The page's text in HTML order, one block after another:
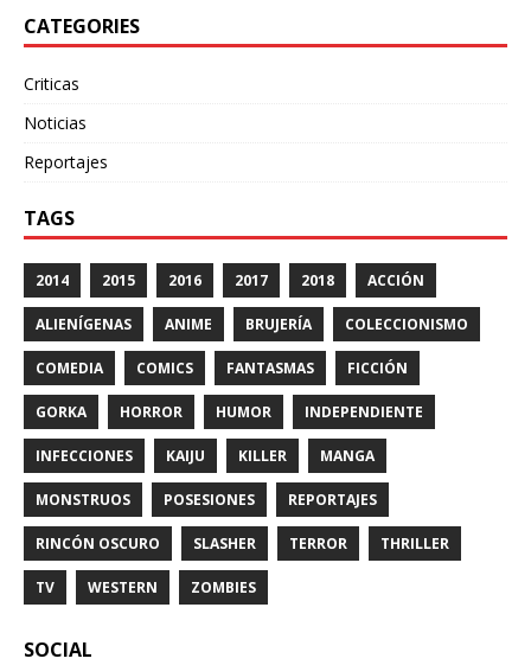
CATEGORIES
Criticas
Noticias
Reportajes
TAGS
2014 2015 2016 2017 2018 ACCIÓN
ALIENÍGENAS ANIME BRUJERÍA COLECCIONISMO
COMEDIA COMICS FANTASMAS FICCIÓN
GORKA HORROR HUMOR INDEPENDIENTE
INFECCIONES KAIJU KILLER MANGA
MONSTRUOS POSESIONES REPORTAJES
RINCÓN OSCURO SLASHER TERROR THRILLER
TV WESTERN ZOMBIES
SOCIAL